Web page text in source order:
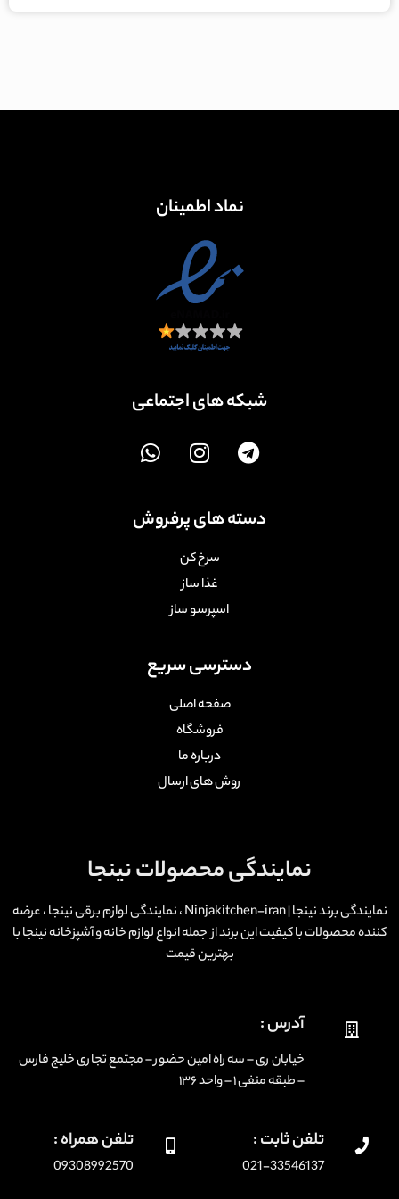
دسترسی سریع
صفحه اصلی
فروشگاه
درباره ما
روش های ارسال
دسته های پرفروش
سرخ کن
غذا ساز
اسپرسو ساز
شبکه های اجتماعی
نماد اطمینان
نمایندگی محصولات نینجا
نمایندگی برند نینجا | Ninjakitchen-iran ، نمایندگی لوازم برقی نینجا ، عرضه
کننده محصولات با کیفیت این برند از جمله انواع لوازم خانه و آشپزخانه نینجا با
بهترین قیمت
آدرس :
خیابان ری – سه راه امین حضور – مجتمع تجاری خلیج فارس
– طبقه منفی ۱ – واحد ۱۳۶
تلفن ثابت :
021-33546137
تلفن همراه :
09308992570